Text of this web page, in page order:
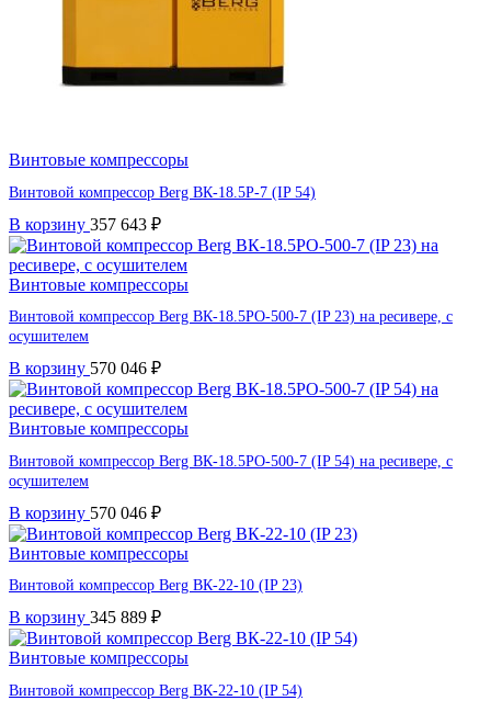
Винтовые компрессоры
Винтовой компрессор Berg ВК-18.5Р-7 (IP 54)
В корзину 357 643 ₽
Винтовые компрессоры
Винтовой компрессор Berg ВК-18.5РО-500-7 (IP 23) на ресивере, с
осушителем
В корзину 570 046 ₽
Винтовые компрессоры
Винтовой компрессор Berg ВК-18.5РО-500-7 (IP 54) на ресивере, с
осушителем
В корзину 570 046 ₽
Винтовые компрессоры
Винтовой компрессор Berg ВК-22-10 (IP 23)
В корзину 345 889 ₽
Винтовые компрессоры
Винтовой компрессор Berg ВК-22-10 (IP 54)